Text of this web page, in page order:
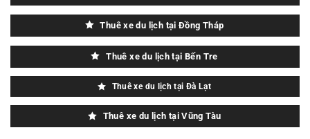
Thuê xe du lịch tại Đồng Tháp
Thuê xe du lịch tại Bến Tre
Thuê xe du lịch tại Đà Lạt
Thuê xe du lịch tại Vũng Tàu